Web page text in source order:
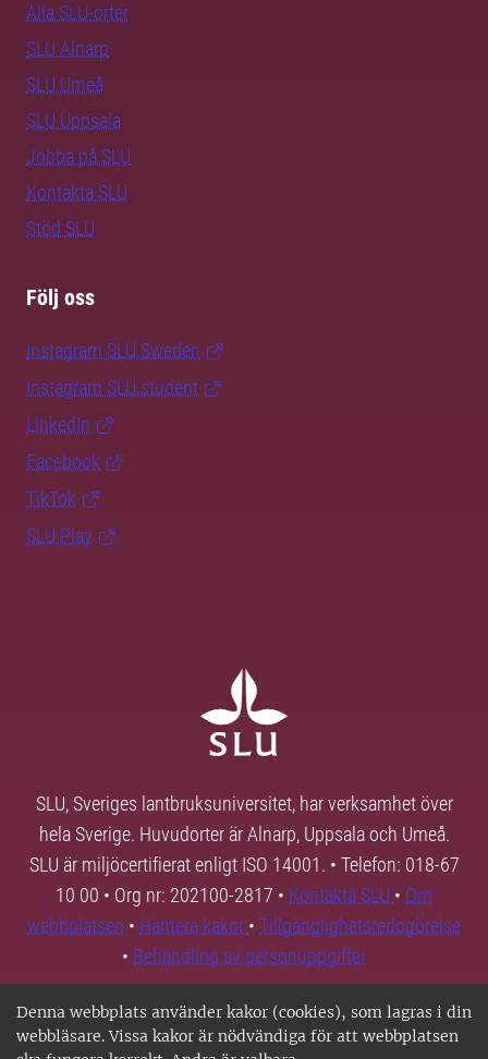
Denna webbplats använder kakor (cookies), som lagras i din
webbläsare. Vissa kakor är nödvändiga för att webbplatsen
Alla SLU-orter
SLU Alnarp
SLU Umeå
SLU Uppsala
Jobba på SLU
Kontakta SLU
Stöd SLU
Följ oss
Instagram SLU.Sweden
Instagram SLU.student
LinkedIn
Facebook
TikTok
SLU Play
SLU, Sveriges lantbruksuniversitet, har verksamhet över
hela Sverige. Huvudorter är Alnarp, Uppsala och Umeå.
SLU är miljöcertifierat enligt ISO 14001. • Telefon: 018-67
10 00 • Org nr: 202100-2817 • Kontakta SLU • Om
webbplatsen • Hantera kakor • Tillgänglighetsredogörelse
• Behandling av personuppgifter